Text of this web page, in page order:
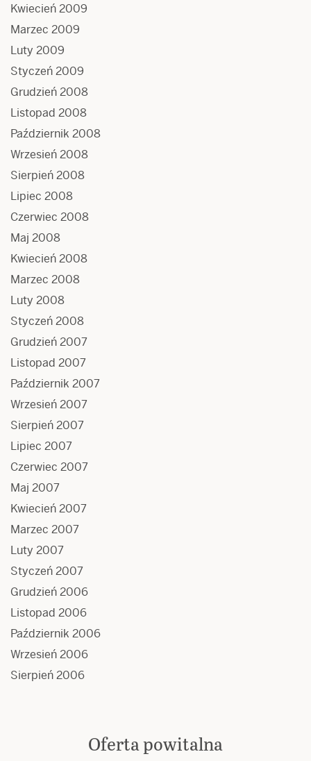
Kwiecień 2009
Marzec 2009
Luty 2009
Styczeń 2009
Grudzień 2008
Listopad 2008
Październik 2008
Wrzesień 2008
Sierpień 2008
Lipiec 2008
Czerwiec 2008
Maj 2008
Kwiecień 2008
Marzec 2008
Luty 2008
Styczeń 2008
Grudzień 2007
Listopad 2007
Październik 2007
Wrzesień 2007
Sierpień 2007
Lipiec 2007
Czerwiec 2007
Maj 2007
Kwiecień 2007
Marzec 2007
Luty 2007
Styczeń 2007
Grudzień 2006
Listopad 2006
Październik 2006
Wrzesień 2006
Sierpień 2006
Oferta powitalna